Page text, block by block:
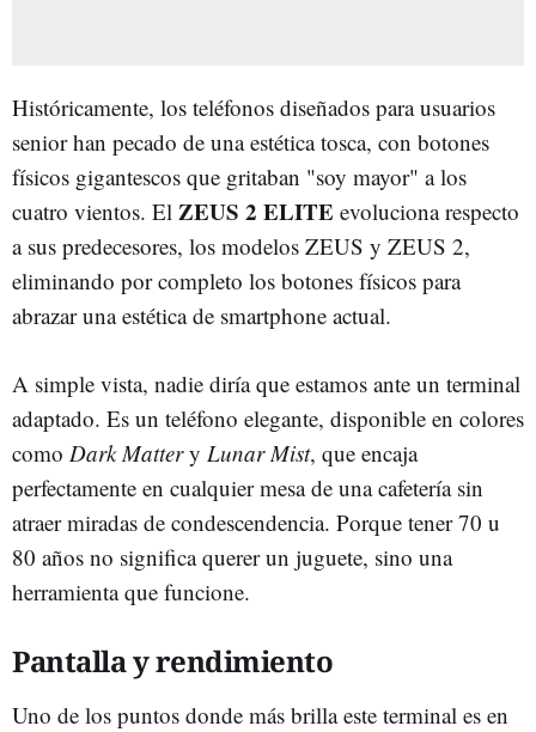
Históricamente, los teléfonos diseñados para usuarios
senior han pecado de una estética tosca, con botones
físicos gigantescos que gritaban "soy mayor" a los
cuatro vientos. El ZEUS 2 ELITE evoluciona respecto
a sus predecesores, los modelos ZEUS y ZEUS 2,
eliminando por completo los botones físicos para
abrazar una estética de smartphone actual.
A simple vista, nadie diría que estamos ante un terminal
adaptado. Es un teléfono elegante, disponible en colores
como Dark Mattery Lunar Mist, que encaja
perfectamente en cualquier mesa de una cafetería sin
atraer miradas de condescendencia. Porque tener 70 u
80 años no significa querer un juguete, sino una
herramienta que funcione.
Pantalla y rendimiento
Uno de los puntos donde más brilla este terminal es en